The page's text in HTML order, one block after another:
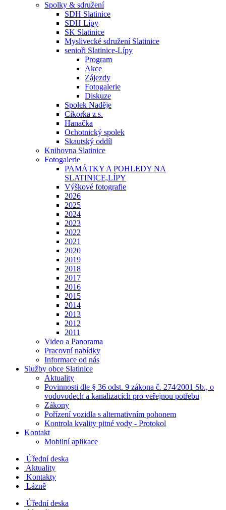
Spolky & sdružení
SDH Slatinice
SDH Lípy
SK Slatinice
Myslivecké sdružení Slatinice
senioři Slatinice-Lípy
Program
Akce
Zájezdy
Fotogalerie
Diskuze
Spolek Naděje
Cikorka z.s.
Hanačka
Ochotnický spolek
Skautský oddíl
Knihovna Slatinice
Fotogalerie
PAMÁTKY A POHLEDY NA
SLATINICE,LÍPY
Výškové fotografie
2026
2025
2024
2023
2022
2021
2020
2019
2018
2017
2016
2015
2014
2013
2012
2011
Video a Panorama
Pracovní nabídky
Informace od nás
Služby obce Slatinice
Aktuality
Povinnosti dle § 36 odst. 9 zákona č. 274⁄2001 Sb., o
vodovodech a kanalizacích pro veřejnou potřebu
Zákony
Pořízení vozidla s alternativním pohonem
Kontrola kvality pitné vody - Protokol
Kontakt
Mobilní aplikace
Úřední deska
Aktuality
Kontakty
Lázně
Úřední deska